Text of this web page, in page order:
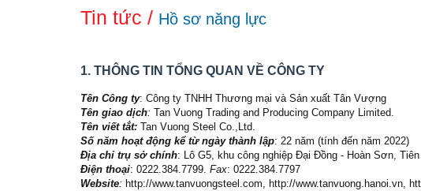
Tin tức / Hồ sơ năng lực
1. THÔNG TIN TỔNG QUAN VỀ CÔNG TY
Tên Công ty: Công ty TNHH Thương mại và Sản xuất Tân Vượng
Tên giao dịch: Tan Vuong Trading and Producing Company Limited.
Tên viết tắt: Tan Vuong Steel Co.,Ltd.
Số năm hoạt động kể từ ngày thành lập: 22 năm (tính đến năm 2022)
Địa chỉ trụ sở chính: Lô G5, khu công nghiệp Đại Đồng - Hoàn Sơn,
Điện thoại: 0222.384.7799. Fax: 0222.384.7797
Website: http://www.tanvuongsteel.com, http://www.tanvuong.hanoi.vn,